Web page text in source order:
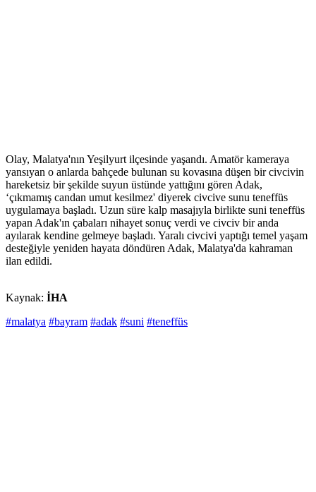
Olay, Malatya'nın Yeşilyurt ilçesinde yaşandı. Amatör kameraya
yansıyan o anlarda bahçede bulunan su kovasına düşen bir civcivin
hareketsiz bir şekilde suyun üstünde yattığını gören Adak,
‘çıkmamış candan umut kesilmez' diyerek civcive sunu teneffüs
uygulamaya başladı. Uzun süre kalp masajıyla birlikte suni teneffüs
yapan Adak'ın çabaları nihayet sonuç verdi ve civciv bir anda
ayılarak kendine gelmeye başladı. Yaralı civcivi yaptığı temel yaşam
desteğiyle yeniden hayata döndüren Adak, Malatya'da kahraman
ilan edildi.
Kaynak: İHA
#malatya #bayram #adak #suni #teneffüs